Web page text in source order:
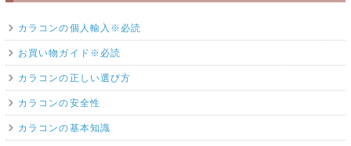
カラコンの個人輸入※必読
お買い物ガイド※必読
カラコンの正しい選び方
カラコンの安全性
カラコンの基本知識